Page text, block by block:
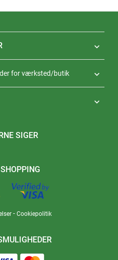


for værksted/butik

SIGER
- Cookiepolitik